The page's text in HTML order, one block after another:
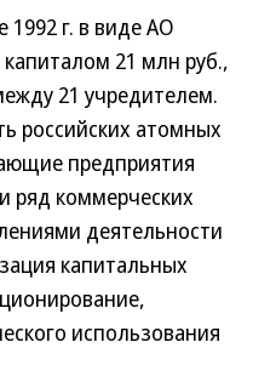
г. в виде АО
21 млн руб.,
21 учредителем.
российских атомных
предприятия
ряд коммерческих
деятельности
капитальных
использования